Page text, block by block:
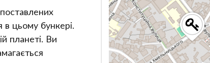
в цьому бункері.
планеті. Ви